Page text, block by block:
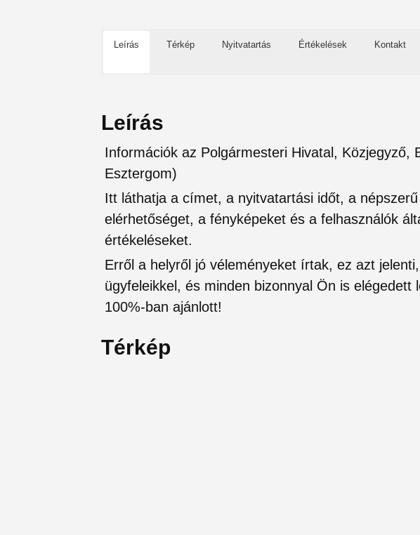
Leírás Térkép Nyitvatartás Értékelések Kontakt
Leírás
Információk az Polgármesteri Hivatal, Közjegyző,
Esztergom)
Itt láthatja a címet, a nyitvatartási időt, a
elérhetőséget, a fényképeket és a felhasználók
értékeléseket.
Erről a helyről jó véleményeket írtak, ez azt
ügyfeleikkel, és minden bizonnyal Ön is elégedett
100%-ban ajánlott!
Térkép